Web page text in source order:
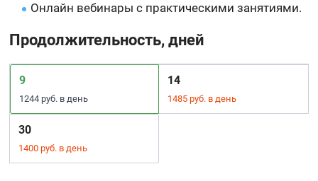
Онлайн вебинары с практическими занятиями.
Продолжительность, дней
9
1244 руб. в день
14
1485 руб. в день
30
1400 руб. в день